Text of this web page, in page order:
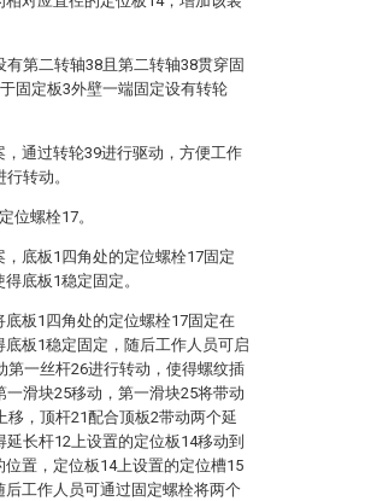
第二转轴38且第二转轴38贯穿固
固定板3外壁一端固定设有转轮
通过转轮39进行驱动，方便工作
转动。
位螺栓17。
底板1四角处的定位螺栓17固定
底板1稳定固定。
板1四角处的定位螺栓17固定在
板1稳定固定，随后工作人员可启
第一丝杆26进行转动，使得螺纹插
一滑块25移动，第一滑块25将带动
移，顶杆21配合顶板2带动两个延
长杆12上设置的定位板14移动到
置，定位板14上设置的定位槽15
工作人员可通过固定螺栓将两个